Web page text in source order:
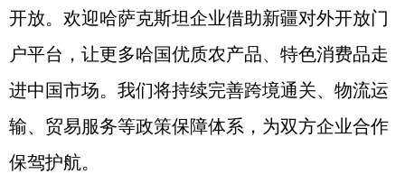
开放。欢迎哈萨克斯坦企业借助新疆对外开放门
户平台，让更多哈国优质农产品、特色消费品走
进中国市场。我们将持续完善跨境通关、物流运
输、贸易服务等政策保障体系，为双方企业合作
保驾护航。